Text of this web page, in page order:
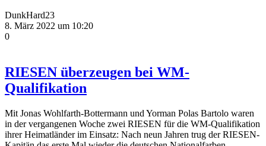
DunkHard23
8. März 2022 um 10:20
0
RIESEN überzeugen bei WM-
Qualifikation
Mit Jonas Wohlfarth-Bottermann und Yorman Polas Bartolo waren
in der vergangenen Woche zwei RIESEN für die WM-Qualifikation
ihrer Heimatländer im Einsatz: Nach neun Jahren trug der RIESEN-